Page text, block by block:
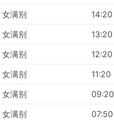
满别 14:20
满别 13:20
满别 12:20
满别 11:20
满别 09:20
满别 07:50